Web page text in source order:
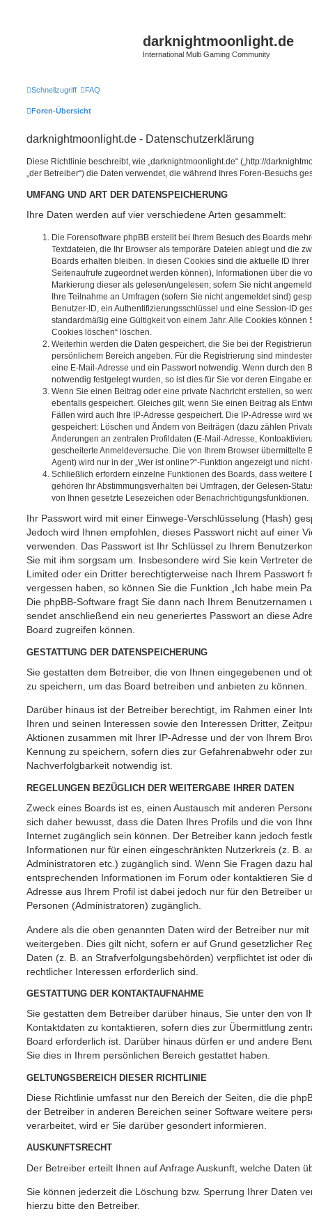
darknightmoonlight.de
International Multi Gaming Community
Schnellzugriff FAQ
Foren-Übersicht
darknightmoonlight.de - Datenschutzerklärung
Diese Richtlinie beschreibt, wie „darknightmoonlight.de“ („http://
„der Betreiber“) die Daten verwendet, die während Ihres Foren-Besuchs
UMFANG UND ART DER DATENSPEICHERUNG
Ihre Daten werden auf vier verschiedene Arten gesammelt:
Die Forensoftware phpBB erstellt bei Ihrem Besuch des Boards
Textdateien, die Ihr Browser als temporäre Dateien ablegt und die
Boards erhalten bleiben. In diesen Cookies sind die aktuelle ID
Seitenaufrufe zugeordnet werden können), Informationen über die
Markierung dieser als gelesen/ungelesen; sofern Sie nicht
Ihre Teilnahme an Umfragen (sofern Sie nicht angemeldet sind)
Benutzer-ID, ein Authentifizierungsschlüssel und eine Session-ID
standardmäßig eine Gültigkeit von einem Jahr. Alle Cookies können
Cookies löschen“ löschen.
Weiterhin werden die Daten gespeichert, die Sie bei der
persönlichem Bereich angeben. Für die Registrierung sind
eine E-Mail-Adresse und ein Passwort notwendig. Wenn durch den
notwendig festgelegt wurden, so ist dies für Sie vor deren Eingabe
Wenn Sie einen Beitrag oder eine private Nachricht erstellen, so
ebenfalls gespeichert. Gleiches gilt, wenn Sie einen Beitrag als
Fällen wird auch Ihre IP-Adresse gespeichert. Die IP-Adresse wird
gespeichert: Löschen und Ändern von Beiträgen (dazu zählen
Änderungen an zentralen Profildaten (E-Mail-Adresse,
gescheiterte Anmeldeversuche. Die von Ihrem Browser übermittelte
Agent) wird nur in der „Wer ist online?“-Funktion angezeigt und
Schließlich erfordern einzelne Funktionen des Boards, dass weitere
gehören Ihr Abstimmungsverhalten bei Umfragen, der Gelesen-
von Ihnen gesetzte Lesezeichen oder Benachrichtigungsfunktionen.
Ihr Passwort wird mit einer Einwege-Verschlüsselung (Hash)
Jedoch wird Ihnen empfohlen, dieses Passwort nicht auf einer
verwenden. Das Passwort ist Ihr Schlüssel zu Ihrem
Sie mit ihm sorgsam um. Insbesondere wird Sie kein Vertreter
Limited oder ein Dritter berechtigterweise nach Ihrem Passwort
vergessen haben, so können Sie die Funktion „Ich habe mein
Die phpBB-Software fragt Sie dann nach Ihrem Benutzernamen
sendet anschließend ein neu generiertes Passwort an diese
Board zugreifen können.
GESTATTUNG DER DATENSPEICHERUNG
Sie gestatten dem Betreiber, die von Ihnen eingegebenen und
zu speichern, um das Board betreiben und anbieten zu können.
Darüber hinaus ist der Betreiber berechtigt, im Rahmen einer
Ihren und seinen Interessen sowie den Interessen Dritter,
Aktionen zusammen mit Ihrer IP-Adresse und der von Ihrem
Kennung zu speichern, sofern dies zur Gefahrenabwehr oder
Nachverfolgbarkeit notwendig ist.
REGELUNGEN BEZÜGLICH DER WEITERGABE IHRER DATEN
Zweck eines Boards ist es, einen Austausch mit anderen
sich daher bewusst, dass die Daten Ihres Profils und die von
Internet zugänglich sein können. Der Betreiber kann jedoch
Informationen nur für einen eingeschränkten Nutzerkreis (z. B.
Administratoren etc.) zugänglich sind. Wenn Sie Fragen dazu
entsprechenden Informationen im Forum oder kontaktieren Sie
Adresse aus Ihrem Profil ist dabei jedoch nur für den Betreiber
Personen (Administratoren) zugänglich.
Andere als die oben genannten Daten wird der Betreiber nur
weitergeben. Dies gilt nicht, sofern er auf Grund gesetzlicher
Daten (z. B. an Strafverfolgungsbehörden) verpflichtet ist oder
rechtlicher Interessen erforderlich sind.
GESTATTUNG DER KONTAKTAUFNAHME
Sie gestatten dem Betreiber darüber hinaus, Sie unter den von
Kontaktdaten zu kontaktieren, sofern dies zur Übermittlung
Board erforderlich ist. Darüber hinaus dürfen er und andere
Sie dies in Ihrem persönlichen Bereich gestattet haben.
GELTUNGSBEREICH DIESER RICHTLINIE
Diese Richtlinie umfasst nur den Bereich der Seiten, die die
der Betreiber in anderen Bereichen seiner Software weitere
verarbeitet, wird er Sie darüber gesondert informieren.
AUSKUNFTSRECHT
Der Betreiber erteilt Ihnen auf Anfrage Auskunft, welche Daten
Sie können jederzeit die Löschung bzw. Sperrung Ihrer Daten
hierzu bitte den Betreiber.